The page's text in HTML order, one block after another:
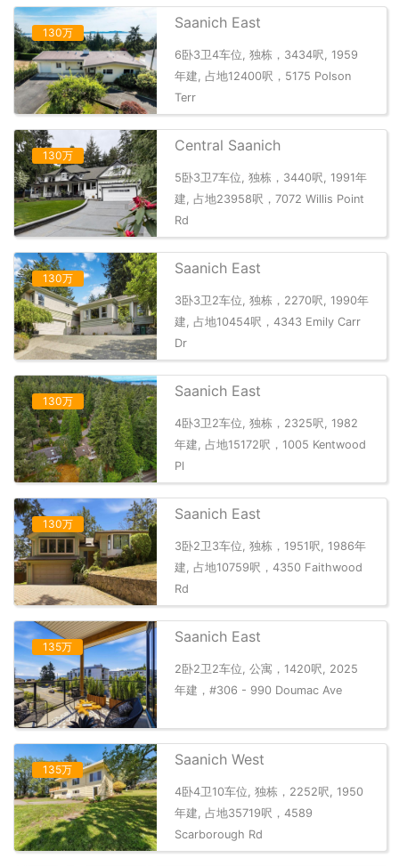
130万
Saanich East
6卧3卫4车位, 独栋，3434呎, 1959
年建, 占地12400呎，5175 Polson
Terr
130万
Central Saanich
5卧3卫7车位, 独栋，3440呎, 1991年
建, 占地23958呎，7072 Willis Point
Rd
130万
Saanich East
3卧3卫2车位, 独栋，2270呎, 1990年
建, 占地10454呎，4343 Emily Carr
Dr
130万
Saanich East
4卧3卫2车位, 独栋，2325呎, 1982
年建, 占地15172呎，1005 Kentwood
Pl
130万
Saanich East
3卧2卫3车位, 独栋，1951呎, 1986年
建, 占地10759呎，4350 Faithwood
Rd
135万
Saanich East
2卧2卫2车位, 公寓，1420呎, 2025
年建，#306 - 990 Doumac Ave
135万
Saanich West
4卧4卫10车位, 独栋，2252呎, 1950
年建, 占地35719呎，4589
Scarborough Rd